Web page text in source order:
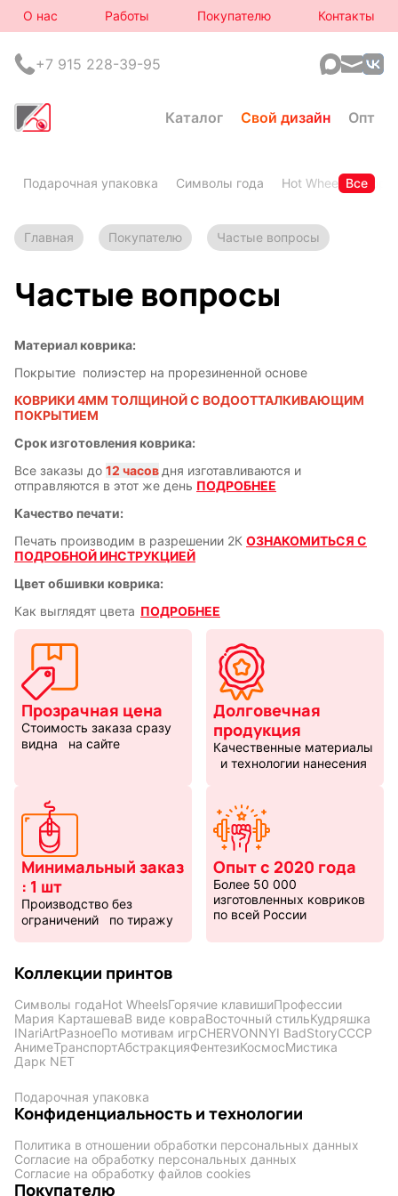
О нас Работы Покупателю Контакты
+7 915 228-39-95
Каталог Свой дизайн Опт
Подарочная упаковка Символы года Hot WheelsВсе
Главная Покупателю Частые вопросы
Частые вопросы
Материал коврика:
Покрытие полиэстер на прорезиненной основе
КОВРИКИ 4ММ ТОЛЩИНОЙ С ВОДООТТАЛКИВАЮЩИМ
ПОКРЫТИЕМ
Срок изготовления коврика:
Все заказы до 12 часов дня изготавливаются и
отправляются в этот же день ПОДРОБНЕЕ
Качество печати:
Печать производим в разрешении 2К ОЗНАКОМИТЬСЯ С
ПОДРОБНОЙ ИНСТРУКЦИЕЙ
Цвет обшивки коврика:
Как выглядят цвета ПОДРОБНЕЕ
Прозрачная цена
Стоимость заказа сразу
видна на сайте
Долговечная
продукция
Качественные материалы
и технологии нанесения
Минимальный заказ
: 1 шт
Производство без
ограничений по тиражу
Опыт с 2020 года
Более 50 000
изготовленных ковриков
по всей России
Коллекции принтов
Символы годаHot WheelsГорячие клавишиПрофессии
Мария КарташеваВ виде ковраВосточный стильКудряшка
INariArtРазноеПо мотивам игрCHERVONNYI BadStoryСССР
АнимеТранспортАбстракцияФентезиКосмосМистика
Дарк NET
Подарочная упаковка
Конфиденциальность и технологии
Политика в отношении обработки персональных данных
Согласие на обработку персональных данных
Согласие на обработку файлов cookies
Покупателю
Символы
года
Горячие
Карташева
В виде
ковра
Восточный
Кудряшка
INariArt Разное
По мотивам
игр
BadStory
СССР Аниме
Транспорт
Фентези
Мистика Дарк NET
Текущий: